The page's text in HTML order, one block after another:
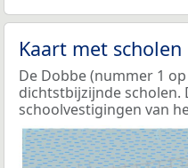
Kaart met
De Dobbe (nummer 1
dichtstbijzijnde scholen.
schoolvestigingen van